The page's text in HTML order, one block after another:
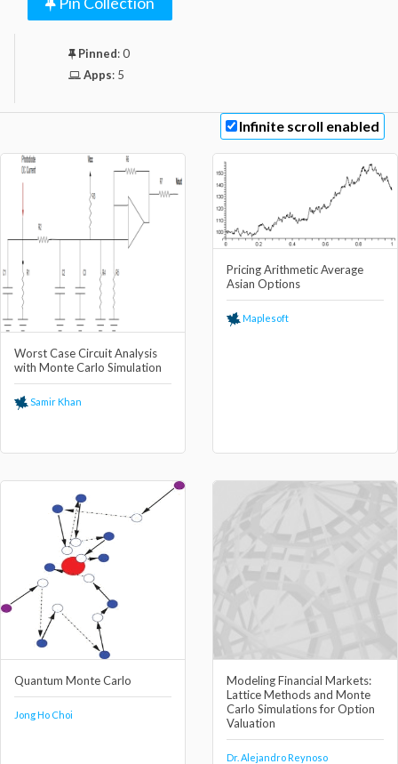
Pinned:0
Apps: 5
Infinite scroll enabled
Worst Case Circuit Analysis
with Monte Carlo Simulation
Samir Khan
Pricing Arithmetic Average
Asian Options
Maplesoft
Quantum Monte Carlo
Jong Ho Choi
Modeling Financial Markets:
Lattice Methods and Monte
Carlo Simulations for Option
Valuation
Dr. Alejandro Reynoso